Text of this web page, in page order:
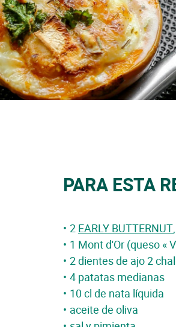
PARA ESTA
2 EARLY BUTTERNUT
1 Mont d'Or (queso «
2 dientes de ajo 2
4 patatas medianas
10 cl de nata líquida
aceite de oliva